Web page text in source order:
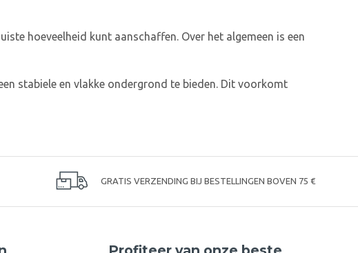
hoeveelheid kunt aanschaffen. Over het algemeen is een
stabiele en vlakke ondergrond te bieden. Dit voorkomt
GRATIS VERZENDING BIJ BESTELLINGEN BOVEN 75 €